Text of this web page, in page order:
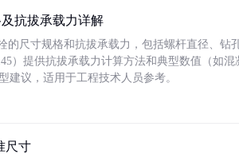
抗拔承载力详解
的尺寸规格和抗拔承载力，包括螺杆直径、钻
）提供抗拔承载力计算方法和典型数值（如
建议，适用于工程技术人员参考。
尺寸